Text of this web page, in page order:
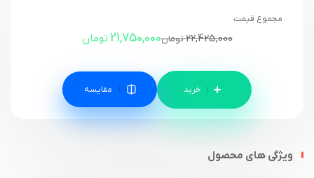
مجموع قیمت
22,425,000تومان21,750,000 تومان
مقایسه
ویژگی های محصول